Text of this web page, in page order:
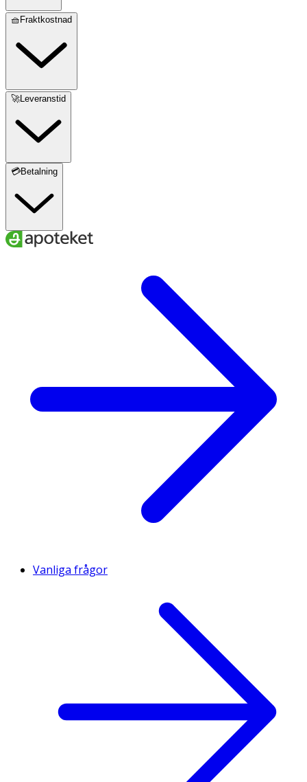
🧺Fraktkostnad
🚀Leveranstid
💳Betalning
Vanliga frågor